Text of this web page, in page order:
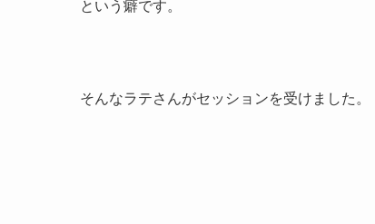
という癖です。
そんなラテさんがセッションを受けました。